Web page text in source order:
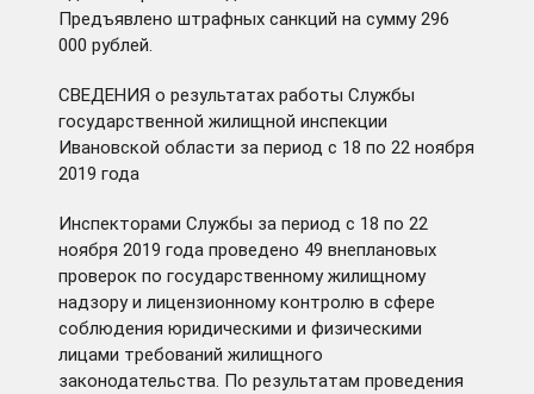
Предъявлено штрафных санкций на сумму 296
000 рублей.
СВЕДЕНИЯ о результатах работы Службы
государственной жилищной инспекции
Ивановской области за период с 18 по 22 ноября
2019 года
Инспекторами Службы за период с 18 по 22
ноября 2019 года проведено 49 внеплановых
проверок по государственному жилищному
надзору и лицензионному контролю в сфере
соблюдения юридическими и физическими
лицами требований жилищного
законодательства. По результатам проведения